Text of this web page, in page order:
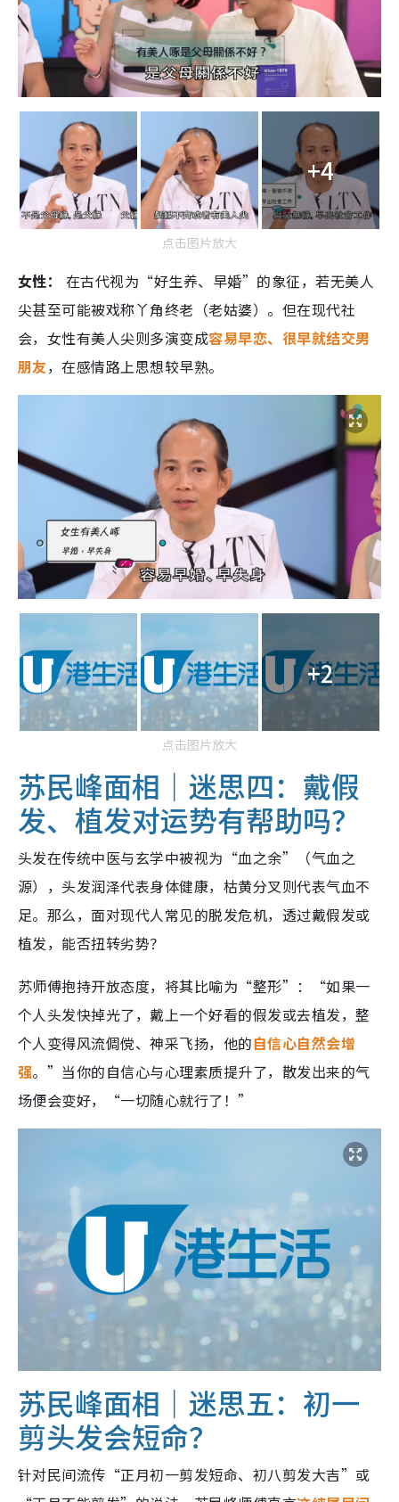
+4
点击图片放大
女性：
在古代视为“好生养、早婚”的象征，若无美人
尖甚至可能被戏称丫角终老（老姑婆）。但在现代社
会，女性有美人尖则多演变成容易早恋、很早就结交男
朋友，在感情路上思想较早熟。
+2
点击图片放大
苏民峰面相｜迷思四：戴假
发、植发对运势有帮助吗？
头发在传统中医与玄学中被视为“血之余”（气血之
源），头发润泽代表身体健康，枯黄分叉则代表气血不
足。那么，面对现代人常见的脱发危机，透过戴假发或
植发，能否扭转劣势？
苏师傅抱持开放态度，将其比喻为“整形”：“如果一
个人头发快掉光了，戴上一个好看的假发或去植发，整
个人变得风流倜傥、神采飞扬，他的自信心自然会增
强。”当你的自信心与心理素质提升了，散发出来的气
场便会变好，“一切随心就行了！”
苏民峰面相｜迷思五：初一
剪头发会短命？
针对民间流传“正月初一剪发短命、初八剪发大吉”或